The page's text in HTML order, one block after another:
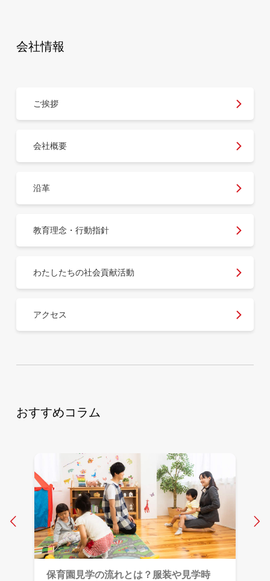
会社情報
ご挨拶
会社概要
沿革
教育理念・行動指針
わたしたちの社会貢献活動
アクセス
おすすめコラム
保育園見学の流れとは？服装や見学時